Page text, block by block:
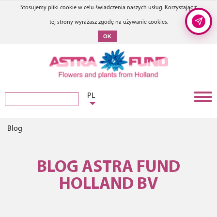
Stosujemy pliki cookie w celu świadczenia naszych usług. Korzystając z
tej strony wyrażasz zgodę na używanie cookies.
OK
PL
Blog
BLOG ASTRA FUND
HOLLAND BV